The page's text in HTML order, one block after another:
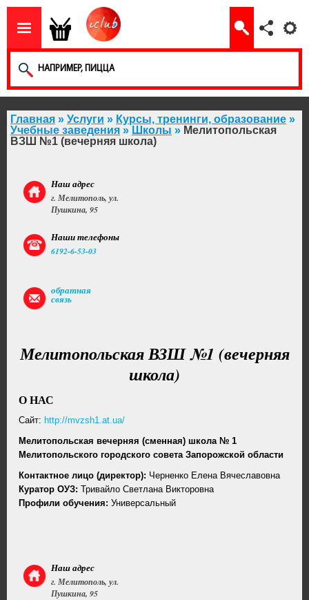
Главная » Услуги » Курсы, тренинги, образование »
Учебные заведения » Школы » Мелитопольская
ВЗШ №1 (вечерняя школа)
Наш адрес
г. Мелитополь, ул.
Пушкина, 95
Наши телефоны
6192-6-53-03
обратная
связь
Мелитопольская ВЗШ №1 (вечерняя
школа)
О НАС
Cайт: http://mvzsh1.at.ua/
Мелитопольская вечерняя (сменная) школа № 1
Мелитопольского городского совета Запорожской области
Контактное лицо (директор): Черненко Елена Вячеславовна
Куратор ОУЗ: Тривайло Светлана Викторовна
Профили обучения: Универсальный
Наш адрес
г. Мелитополь, ул.
Пушкина, 95